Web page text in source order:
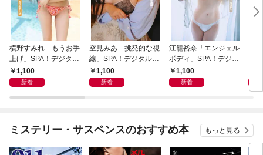
横野すみれ「もうお手
上げ」SPA！デジタル
写真集
1,100
新着
空見みあ「挑発的な視
線」SPA！デジタル写
真集1,100
新着
江籠裕奈「エンジェル
ボディ」SPA！デジタ
ル写真集
1,100
新着
の
ミステリー・サスペンスのおすすめ本 もっと見る